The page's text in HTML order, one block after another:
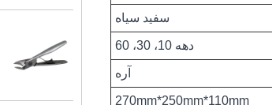
سفید سیاه
دهه 10، 30، 60
آره
270mm*250mm*110mm